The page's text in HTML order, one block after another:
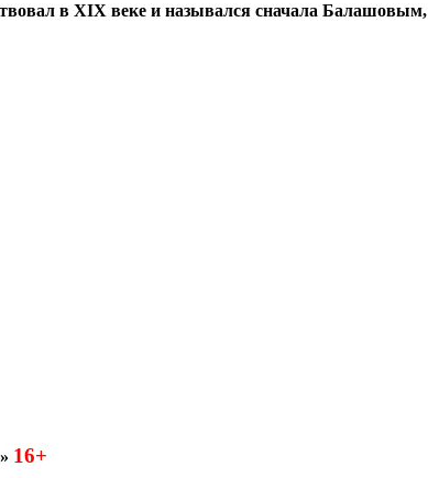
в XIX веке и назывался сначала
16+